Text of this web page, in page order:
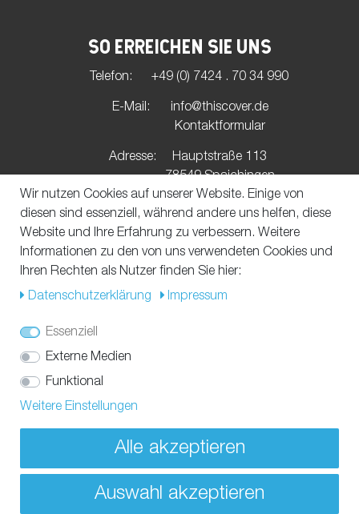
SO ERREICHEN SIE UNS
Telefon: +49 (0) 7424 . 70 34 990
E-Mail:
info@thiscover.de
Kontaktformular
Adresse:
Hauptstraße 113
78549 Spaichingen
UNSERE ZAHLUNGSMÖGLICHKEITEN
SOCIAL MEDIA
Wir nutzen Cookies auf unserer Website. Einige von
diesen sind essenziell, während andere uns helfen, diese
Website und Ihre Erfahrung zu verbessern. Weitere
Informationen zu den von uns verwendeten Cookies und
Ihren Rechten als Nutzer finden Sie hier:
Daten­schutz­erklärung
Impressum
Essenziell
Externe Medien
Funktional
Weitere Einstellungen
Alle akzeptieren
Auswahl akzeptieren